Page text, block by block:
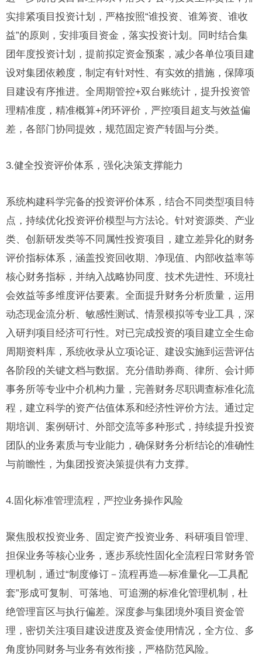
实排紧项目投资计划，严格按照“谁投资、谁筹资、谁收
益”的原则，安排项目资金，落实投资计划。同时结合集
团年度投资计划，提前拟定资金预案，减少各单位项目建
设对集团依赖度，制定有针对性、有实效的措施，保障项
目建设有序推进。全周期管控+双台账统计，提升投资管
理精准度，精准概算+闭环评价，严控项目超支与效益偏
差，各部门协同提效，规范固定资产转固与分类。
3.健全投资评价体系，强化决策支撑能力
系统构建科学完备的投资评价体系，结合不同类型项目特
点，持续优化投资评价模型与方法论。针对资源类、产业
类、创新研发类等不同属性投资项目，建立差异化的财务
评价指标体系，涵盖投资回收期、净现值、内部收益率等
核心财务指标，并纳入战略协同度、技术先进性、环境社
会效益等多维度评估要素。全面提升财务分析质量，运用
动态现金流分析、敏感性测试、情景模拟等专业工具，深
入研判项目经济可行性。对已完成投资的项目建立全生命
周期资料库，系统收录从立项论证、建设实施到运营评估
各阶段的关键文档与数据。充分借助券商、律所、会计师
事务所等专业中介机构力量，完善财务尽职调查标准化流
程，建立科学的资产估值体系和经济性评价方法。通过定
期培训、案例研讨、外部交流等多种形式，持续提升投资
团队的业务素质与专业能力，确保财务分析结论的准确性
与前瞻性，为集团投资决策提供有力支撑。
4.固化标准管理流程，严控业务操作风险
聚焦股权投资业务、固定资产投资业务、科研项目管理、
担保业务等核心业务，逐步系统性固化全流程日常财务管
理机制，通过“制度修订－流程再造—标准量化—工具配
套”形成可复制、可落地、可追溯的标准化管理机制，杜
绝管理盲区与执行偏差。深度参与集团境外项目资金管
理，密切关注项目建设进度及资金使用情况，全方位、多
角度协同财务与业务有效衔接，严格防范风险。